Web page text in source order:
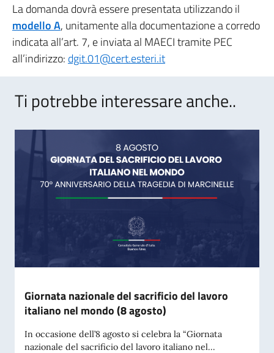
La domanda dovrà essere presentata utilizzando il
modello A, unitamente alla documentazione a corredo
indicata all’art. 7, e inviata al MAECI tramite PEC
all’indirizzo: dgit.01@cert.esteri.it
Ti potrebbe interessare anche..
Giornata nazionale del sacrificio del lavoro
italiano nel mondo (8 agosto)
In occasione dell’8 agosto si celebra la “Giornata
nazionale del sacrificio del lavoro italiano nel...